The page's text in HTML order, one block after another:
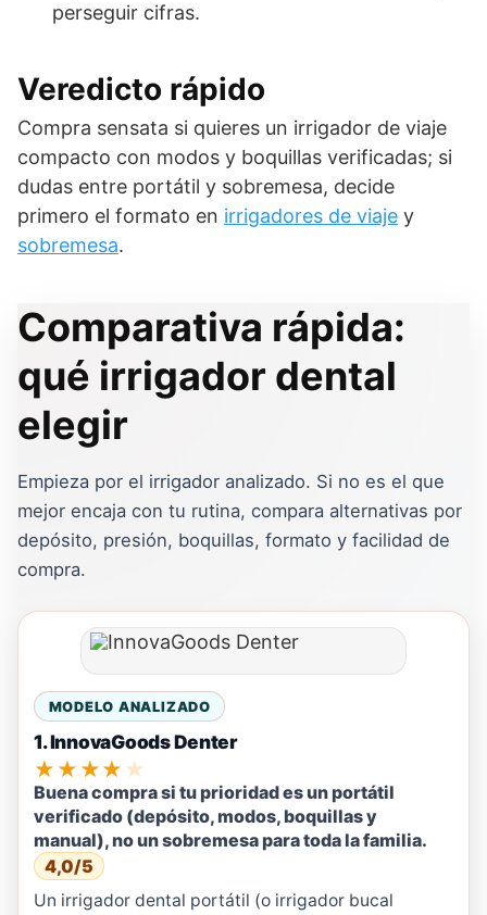
perseguir cifras.
Veredicto rápido
Compra sensata si quieres un irrigador de viaje
compacto con modos y boquillas verificadas; si
dudas entre portátil y sobremesa, decide
primero el formato en irrigadores de viaje y
sobremesa.
Comparativa rápida:
qué irrigador dental
elegir
Empieza por el irrigador analizado. Si no es el que
mejor encaja con tu rutina, compara alternativas por
depósito, presión, boquillas, formato y facilidad de
compra.
MODELO ANALIZADO
1. InnovaGoods Denter
★★★★★
Buena compra si tu prioridad es un portátil
verificado (depósito, modos, boquillas y
manual), no un sobremesa para toda la familia.
4,0/5
Un irrigador dental portátil (o irrigador bucal